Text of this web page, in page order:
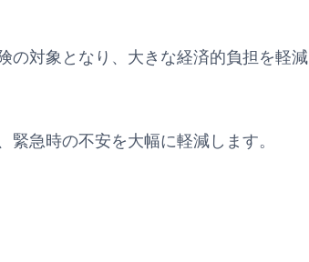
の対象となり、大きな経済的負担を軽減
急時の不安を大幅に軽減します。